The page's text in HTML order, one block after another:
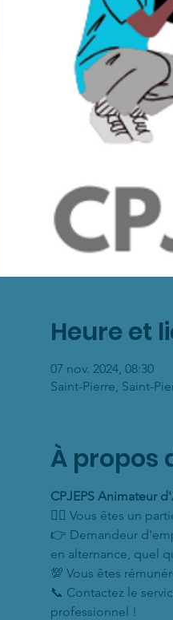
Heure et
07 nov. 2024, 08:30
Saint-Pierre, Saint-
À propos
CPJEPS Animateur
🙋‍♂️ Vous êtes un
👉 Demandeur
en alternance, quel
💯 Vous êtes
📞 Contactez le
professionnel !